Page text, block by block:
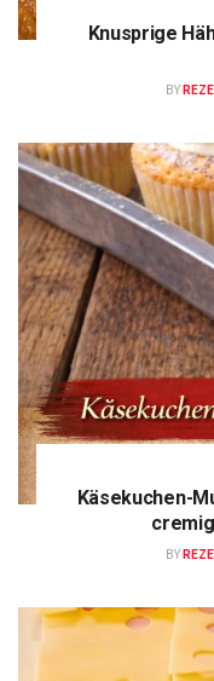
Knusprige
BY
Käsekuchen-
BY